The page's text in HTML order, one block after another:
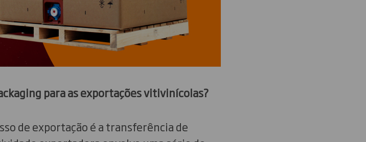
para as exportações vitivinícolas?
de exportação é a transferência de